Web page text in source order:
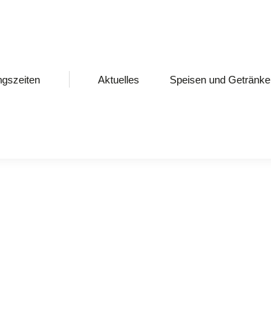
Aktuelles Speisen und Getränke